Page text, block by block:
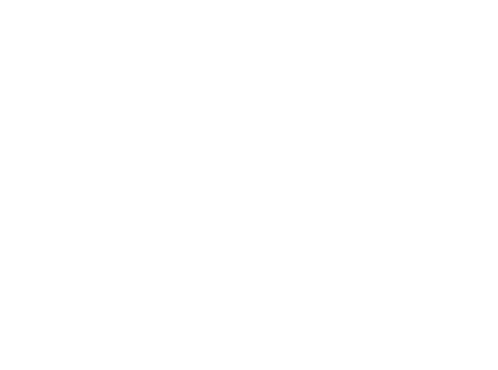
en América Latina y Medio Oriente, gracias a sus